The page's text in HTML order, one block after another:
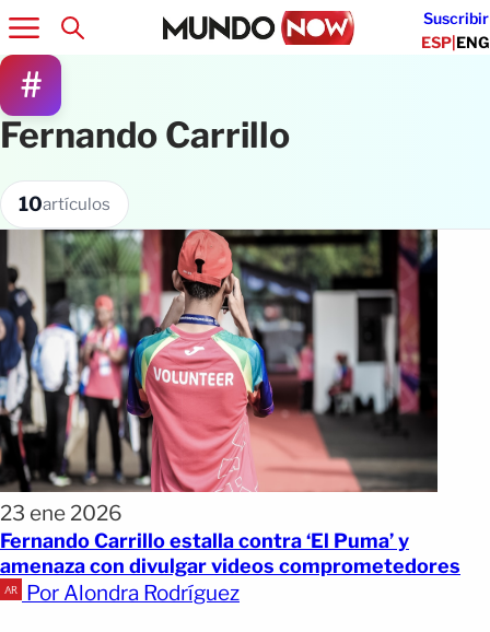
Suscribir
ESP|ENG
#
Fernando Carrillo
10artículos
23 ene 2026
Fernando Carrillo estalla contra ‘El Puma’ y
amenaza con divulgar videos comprometedores
Por Alondra Rodríguez